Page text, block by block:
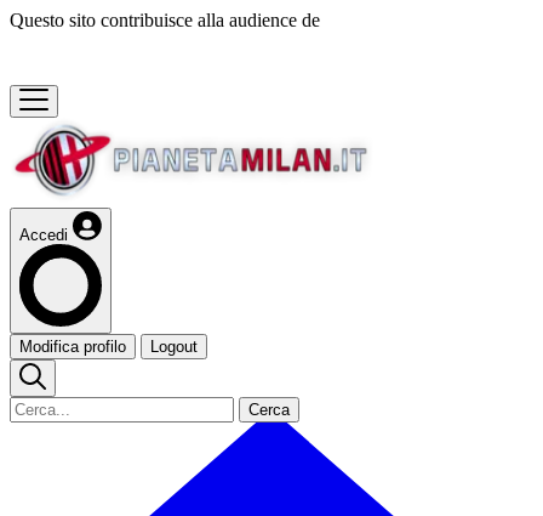
Questo sito contribuisce alla audience de
Accedi
Modifica profilo Logout
Cerca